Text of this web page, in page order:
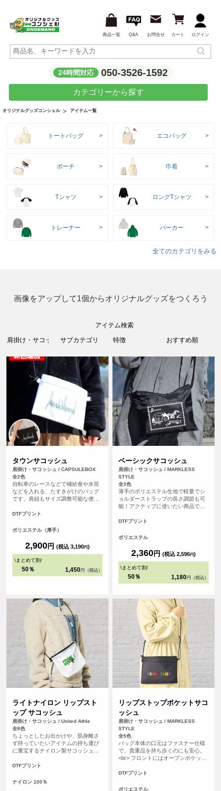
商品一覧 Q&A お問合せ カート ログイン
24時間対応 050-3526-1592
カテゴリーから探す
オリジナルグッズコンシェル アイテム一覧
トートバッグ エコバッグ
ポーチ 巾着
Tシャツ ロングTシャツ
トレーナー パーカー
全てのカテゴリをみる
画像をアップして1個からオリジナルグッズをつくろう
アイテム検索
タウンサコッシュ
肩掛け・サコッシュ / CAPSULEBOX
全2色
自転車のレースなどで補給食や水筒
などを入れる、たすきがけのバッグ
です。肩紐もサイズ調整可能な便利
ホックで閉めることが可能です。
DTFプリント
ポリエステル（厚手）
2,900円 (税込 3,190円)
\まとめて割/
50％ 1,450 円（税込）
ベーシックサコッシュ
肩掛け・サコッシュ / MARKLESS
STYLE
全3色
薄手のポリエステル生地で軽量でシ
ョルダーストラップの長さ調節も可
能！アクティブに使いたい商品で
のご利用まで幅広い販促アイテムと
リエーションは3色ございます。
DTFプリント
ポリエステル
2,360円 (税込 2,596円)
\まとめて割/
50％ 1,180 円（税込）
ライトナイロン リップスト
ップ サコッシュ
肩掛け・サコッシュ / United Athle
全8色
ちょっとしたお出かけや、肌身離さ
ず持っていたいアイテムの持ち運び
に重宝するナイロン製サコッシュ。
め、財布やスマホ、パスケースなど
配しているため日常づかいにとても
DTFプリント
ナイロン 100％
リップストップポケットサコ
ッシュ
肩掛け・サコッシュ / MARKLESS
STYLE
全5色
バッグ本体の口元はファスナー仕様
で、貴重品を持ち歩くのにも安心。
<br> フロントにはオープンポケット
したい小物の収納にぴったり。<br>
も可能なため、お使いいただきやす
DTFプリント
ポリエステル